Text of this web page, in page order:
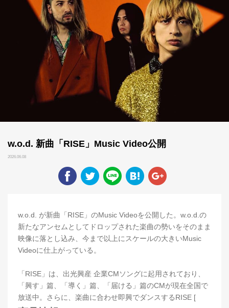
w.o.d. 新曲「RISE」Music Video公開
2026.06.08
w.o.d. が新曲「RISE」のMusic Videoを公開した。w.o.d.の
新たなアンセムとしてドロップされた楽曲の勢いをそのまま
映像に落とし込み、今まで以上にスケールの大きいMusic
Videoに仕上がっている。
「RISE」は、出光興産 企業CMソングに起用されており、
「興す」篇、「導く」篇、「届ける」篇のCMが現在全国で
放送中。さらに、楽曲に合わせ即興でダンスするRISE [